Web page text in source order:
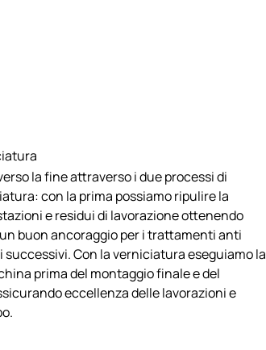
la fine attraverso i due processi di
con la prima possiamo ripulire la
e residui di lavorazione ottenendo
buon ancoraggio per i trattamenti anti
Con la verniciatura eseguiamo la
prima del montaggio finale e del
eccellenza delle lavorazioni e